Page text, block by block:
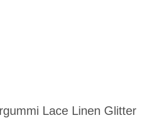
Lace Linen Glitter